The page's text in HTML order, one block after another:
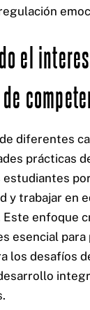
el
diferentes
prácticas
estudiantes
y trabajar en
Este enfoque
esencial para
los desafíos